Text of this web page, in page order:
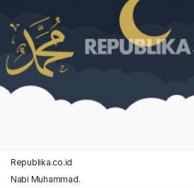
Republika.co.id
Nabi Muhammad.